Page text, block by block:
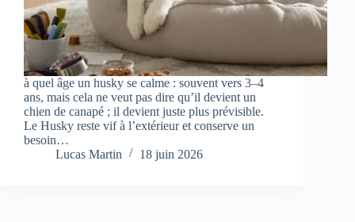
à quel âge un husky se calme : souvent vers 3–4
ans, mais cela ne veut pas dire qu’il devient un
chien de canapé ; il devient juste plus prévisible.
Le Husky reste vif à l’extérieur et conserve un
besoin…
Lucas Martin
18 juin 2026